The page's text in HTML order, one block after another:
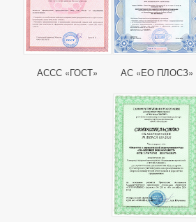
АССС «ГОСТ» АС «ЕО ПЛОСЗ»